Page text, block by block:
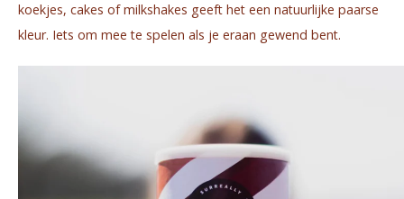
koekjes, cakes of milkshakes geeft het een natuurlijke paarse
kleur. Iets om mee te spelen als je eraan gewend bent.